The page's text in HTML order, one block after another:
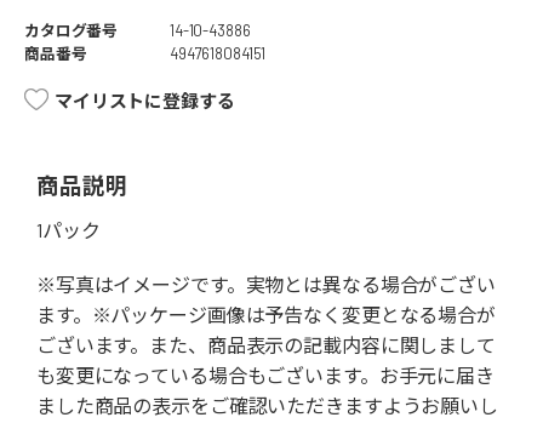
カタログ番号
14-10-43886
商品番号
4947618084151
マイリストに登録する
商品説明
1パック
※写真はイメージです。実物とは異なる場合がござい
ます。※パッケージ画像は予告なく変更となる場合が
ございます。また、商品表示の記載内容に関しまして
も変更になっている場合もございます。お手元に届き
ました商品の表示をご確認いただきますようお願いし